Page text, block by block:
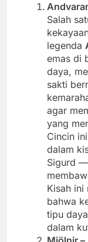
Salah
legenda
emas di
daya,
sakti
agar
yang
Cincin
dalam
Sigurd —
Kisah ini
bahwa
tipu
dalam